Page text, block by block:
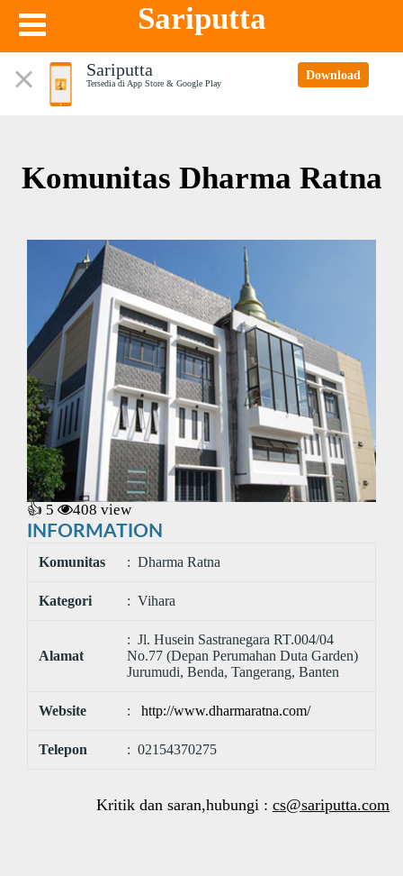
Sariputta
Sariputta
Tersedia di App Store & Google Play
Download
Komunitas Dharma Ratna
👍 5 408 view
INFORMATION
Komunitas : Dharma Ratna
Kategori : Vihara
Alamat
: Jl. Husein Sastranegara RT.004/04
No.77 (Depan Perumahan Duta Garden)
Jurumudi, Benda, Tangerang, Banten
Website : http://www.dharmaratna.com/
Telepon : 02154370275
Kritik dan saran,hubungi : cs@sariputta.com